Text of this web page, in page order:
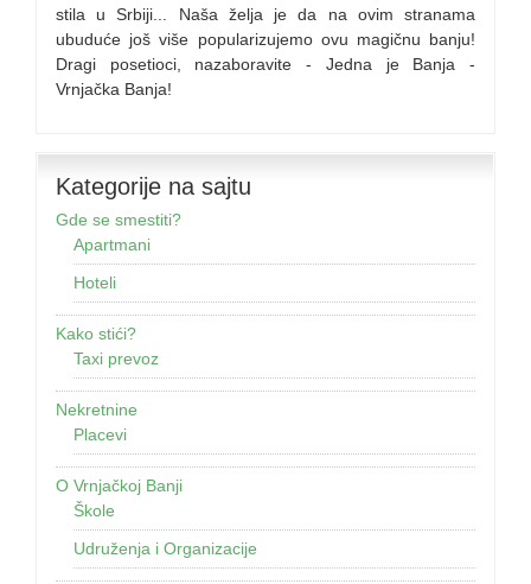
stila u Srbiji... Naša želja je da na ovim stranama
ubuduće još više popularizujemo ovu magičnu banju!
Dragi posetioci, nazaboravite - Jedna je Banja -
Vrnjačka Banja!
Kategorije na sajtu
Gde se smestiti?
Apartmani
Hoteli
Kako stići?
Taxi prevoz
Nekretnine
Placevi
O Vrnjačkoj Banji
Škole
Udruženja i Organizacije